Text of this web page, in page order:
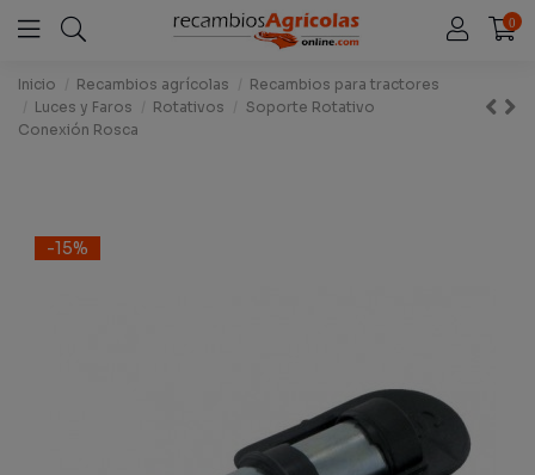
0
Inicio Recambios agrícolas
Recambios para tractores
Luces y Faros
Rotativos
Soporte Rotativo
Conexión Rosca
-15%